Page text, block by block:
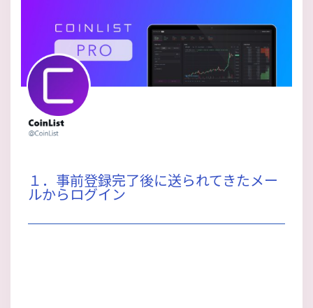
１．事前登録完了後に送られてきたメー
ルからログイン